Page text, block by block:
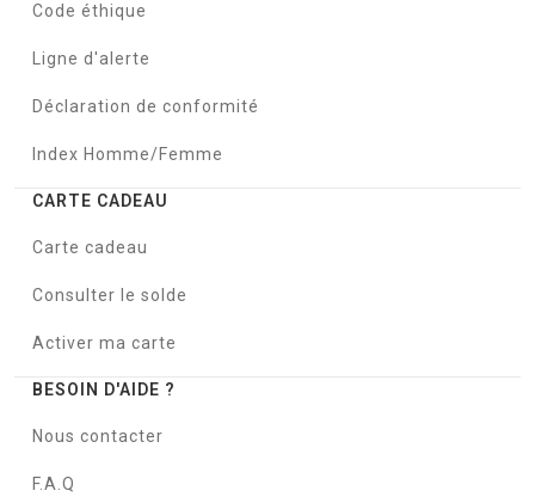
Code éthique
Ligne d'alerte
Déclaration de conformité
Index Homme/Femme
CARTE CADEAU
Carte cadeau
Consulter le solde
Activer ma carte
BESOIN D'AIDE ?
Nous contacter
F.A.Q